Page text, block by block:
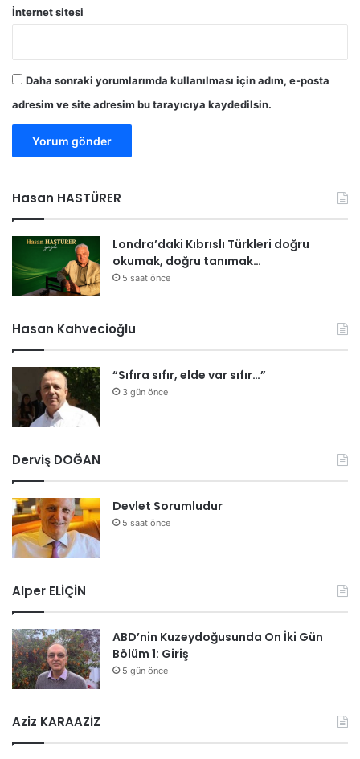
İnternet sitesi
Daha sonraki yorumlarımda kullanılması için adım, e-posta
adresim ve site adresim bu tarayıcıya kaydedilsin.
Hasan HASTÜRER
Londra’daki Kıbrıslı Türkleri doğru
okumak, doğru tanımak…
5 saat önce
Hasan Kahvecioğlu
“Sıfıra sıfır, elde var sıfır…”
3 gün önce
Derviş DOĞAN
Devlet Sorumludur
5 saat önce
Alper ELİÇİN
ABD’nin Kuzeydoğusunda On İki Gün
Bölüm 1: Giriş
5 gün önce
Aziz KARAAZİZ